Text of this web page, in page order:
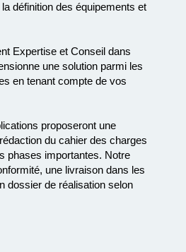
définition des équipements et
Expertise et Conseil dans
une solution parmi les
en tenant compte de vos
proposeront une
du cahier des charges
phases importantes. Notre
une livraison dans les
dossier de réalisation selon